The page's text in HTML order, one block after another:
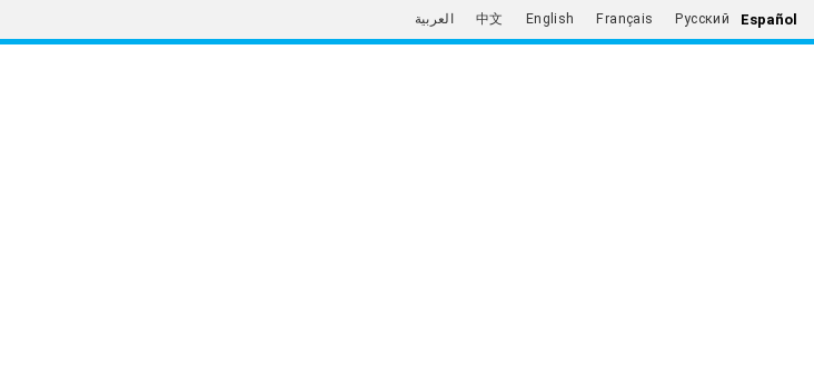
العربية 中文 English Français Русский Español